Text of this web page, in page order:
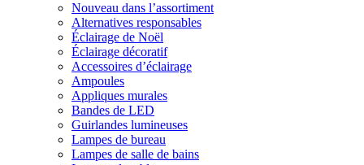
Nouveau dans l’assortiment
Alternatives responsables
Éclairage de Noël
Éclairage décoratif
Accessoires d’éclairage
Ampoules
Appliques murales
Bandes de LED
Guirlandes lumineuses
Lampes de bureau
Lampes de salle de bains